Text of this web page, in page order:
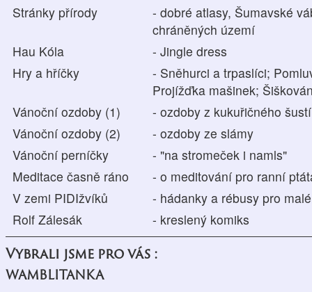
Stránky přírody
- dobré atlasy, Šumavské
chráněných území
Hau Kóla
- Jingle dress
Hry a hříčky
- Sněhurci a trpaslíci;
Projížďka mašinek;
Vánoční ozdoby (1)
- ozdoby z kukuřičného šustí
Vánoční ozdoby (2)
- ozdoby ze slámy
Vánoční perníčky
- "na stromeček i namls"
Meditace časně ráno
- o meditování pro ranní
V zemi PIDIžvíků
- hádanky a rébusy pro
Rolf Zálesák
- kreslený komiks
Vybrali jsme pro vás :
WAMBLITANKA